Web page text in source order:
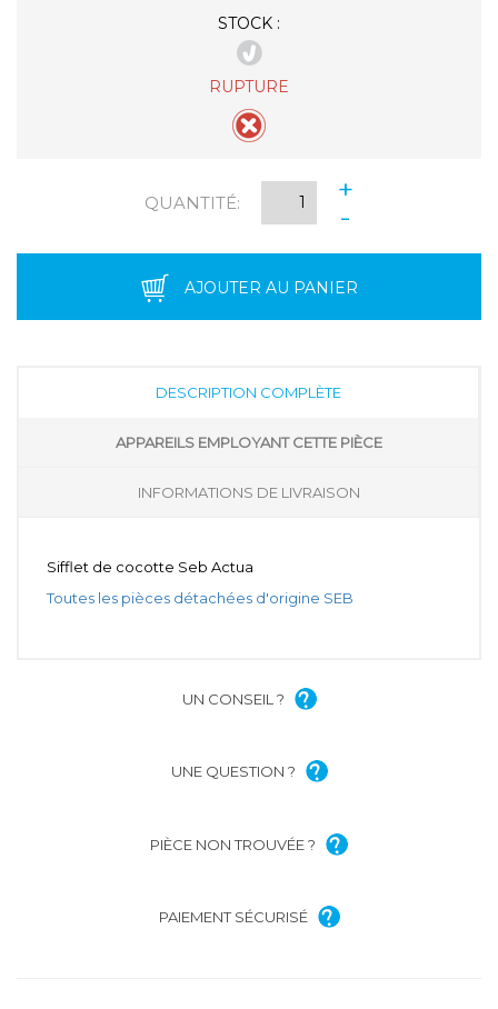
STOCK :
RUPTURE
QUANTITÉ:
+
-
AJOUTER AU PANIER
DESCRIPTION COMPLÈTE
APPAREILS EMPLOYANT CETTE PIÈCE
INFORMATIONS DE LIVRAISON
Sifflet de cocotte Seb Actua
Toutes les pièces détachées d'origine SEB
UN CONSEIL ?
UNE QUESTION ?
PIÈCE NON TROUVÉE ?
PAIEMENT SÉCURISÉ